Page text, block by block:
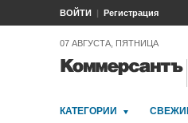
ВОЙТИ Регистрация
07 АВГУСТА, ПЯТНИЦА
КАТЕГОРИИ